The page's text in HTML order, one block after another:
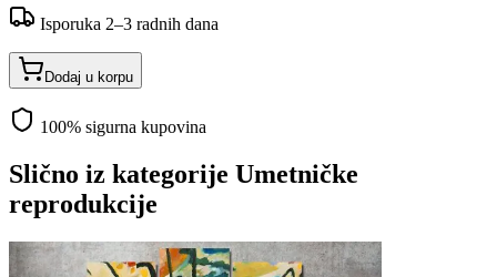
Isporuka 2–3 radnih dana
Dodaj u korpu
100% sigurna kupovina
Slično iz kategorije Umetničke
reprodukcije